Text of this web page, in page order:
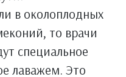
в околоплодных
то врачи
специальное
лаважем. Это